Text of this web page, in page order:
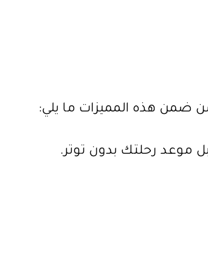
ضمن هذه المميزات ما يلي:
موعد رحلتك بدون توتر.